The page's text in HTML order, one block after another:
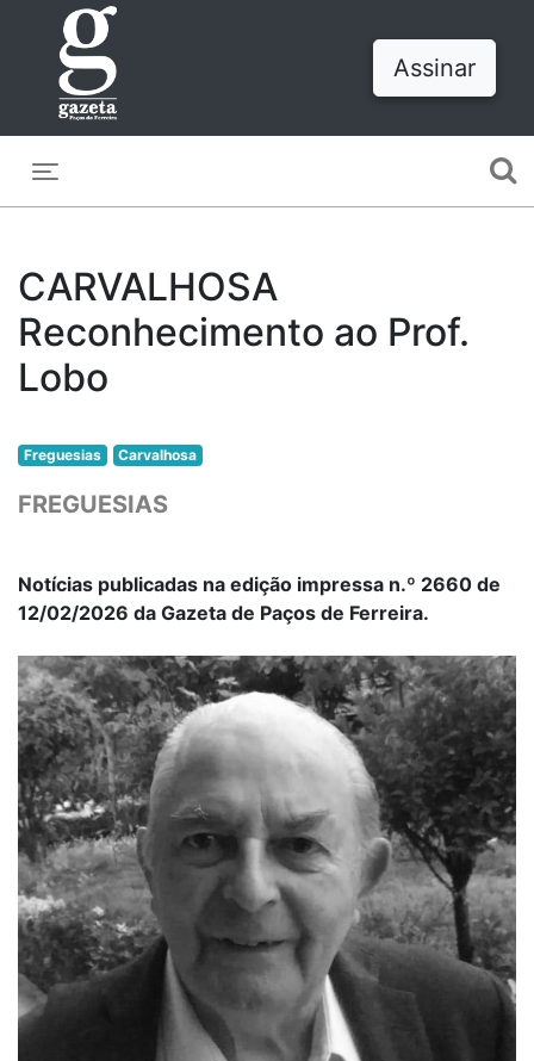
Assinar
CARVALHOSA
Reconhecimento ao Prof.
Lobo
Freguesias Carvalhosa
FREGUESIAS
Notícias publicadas na edição impressa n.º 2660 de
12/02/2026 da Gazeta de Paços de Ferreira.